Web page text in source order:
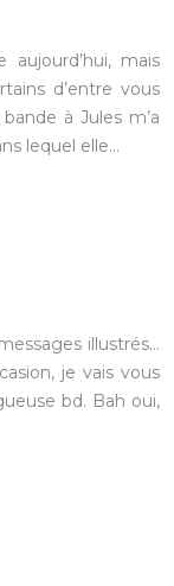
aujourd’hui, mais
d’entre vous
à Jules m’a
lequel elle…
illustrés…
je vais vous
bd. Bah oui,